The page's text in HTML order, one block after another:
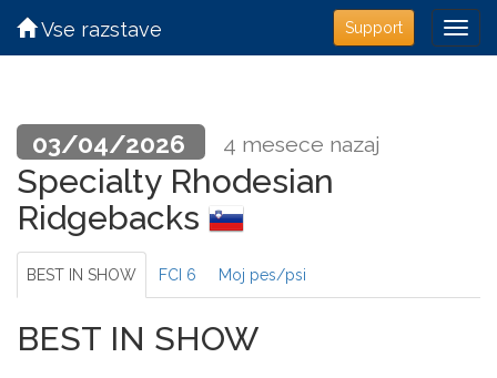
Support
Vse razstave
03/04/2026 4 mesece nazaj
Specialty Rhodesian
Ridgebacks
BEST IN SHOW FCI 6 Moj pes/psi
BEST IN SHOW